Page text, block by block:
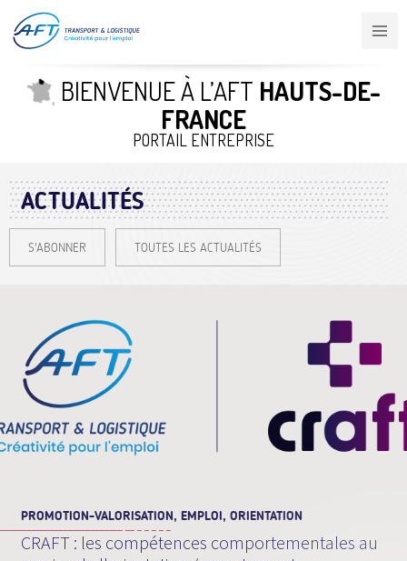
contenu
principal
BIENVENUE À L’AFT HAUTS-DE-
FRANCE
PORTAIL ENTREPRISE
ACTUALITÉS
S'ABONNER TOUTES LES ACTUALITÉS
PROMOTION-VALORISATION, EMPLOI, ORIENTATION
CRAFT : les compétences comportementales au